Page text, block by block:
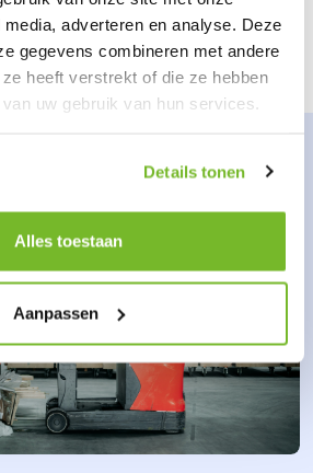
adverteren en analyse. Deze
gegevens combineren met andere
heeft verstrekt of die ze hebben
uw gebruik van hun services.
Details tonen
Alles toestaan
Aanpassen